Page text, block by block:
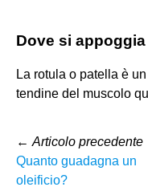
Dove si
La rotula o patella è
tendine del muscolo
← Articolo precedente
Quanto guadagna un
oleificio?